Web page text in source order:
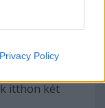
Privacy Policy
a maffia
solo
itthon két